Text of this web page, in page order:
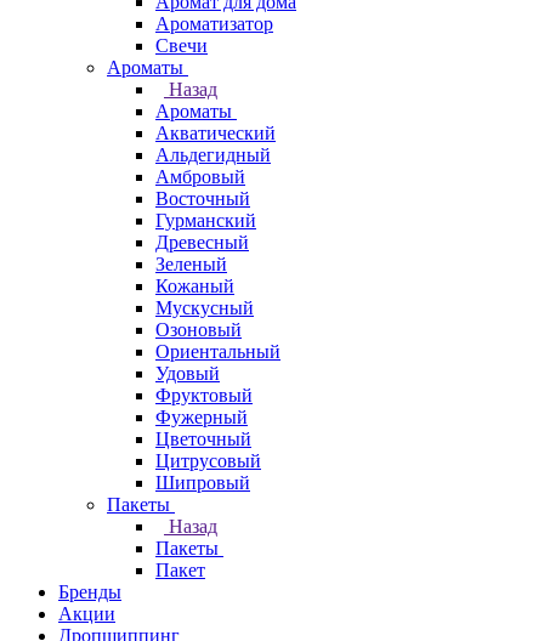
Ароматизатор
Свечи
Ароматы
Назад
Ароматы
Акватический
Альдегидный
Амбровый
Восточный
Гурманский
Древесный
Зеленый
Кожаный
Мускусный
Озоновый
Ориентальный
Удовый
Фруктовый
Фужерный
Цветочный
Цитрусовый
Шипровый
Пакеты
Назад
Пакеты
Пакет
Бренды
Акции
Дропшиппинг